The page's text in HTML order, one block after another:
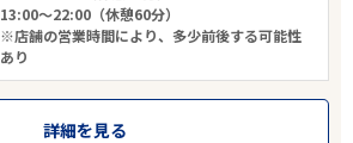
13:00～22:00（休憩60分）
※店舗の営業時間により、多少前後する可能性
あり
詳細を見る